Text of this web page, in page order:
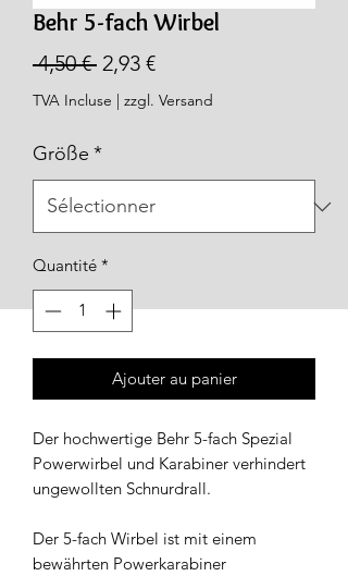
Behr 5-fach Wirbel
4,50 € Prix
original
2,93 €Prix
promotionnel
TVA Incluse | zzgl. Versand
Größe *
Quantité *
Ajouter au panier
Der hochwertige Behr 5-fach Spezial
Powerwirbel und Karabiner verhindert
ungewollten Schnurdrall.
Der 5-fach Wirbel ist mit einem
bewährten Powerkarabiner